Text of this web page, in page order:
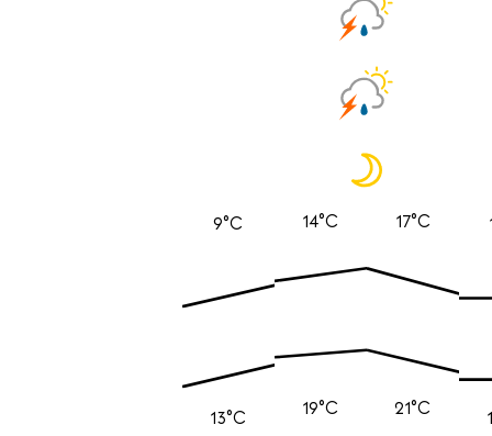
9°C
13°C
14°C
19°C
17°C
21°C